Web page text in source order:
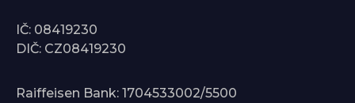
IČ: 08419230
DIČ: CZ08419230
Raiffeisen Bank: 1704533002/5500